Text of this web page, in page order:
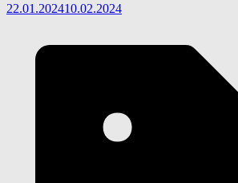
22.01.202410.02.2024